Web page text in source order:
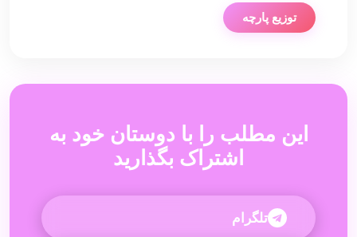
توزیع پارچه
این مطلب را با دوستان خود به
اشتراک بگذارید
تلگرام